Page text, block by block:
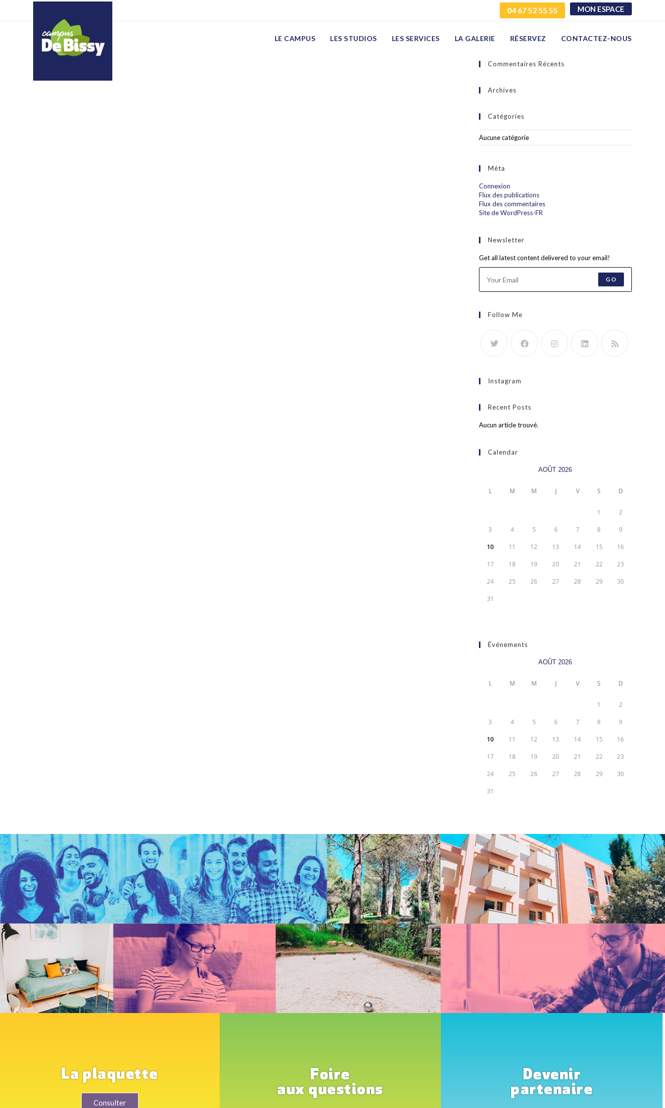
04 67 52 55 55 MON ESPACE
LE CAMPUS LES STUDIOS LES SERVICES LA GALERIE RÉSERVEZ CONTACTEZ-NOUS
RypYCQgiPZpTNNOt vivtRxiiCTSJTWSLyDcBpk
Commentaires Récents
Archives
Catégories
Aucune catégorie
Méta
Connexion
Flux des publications
Flux des commentaires
Site de WordPress-FR
Newsletter
Get all latest content delivered to your email!
GO
Follow Me
Instagram
Recent Posts
Aucun article trouvé.
Calendar
AOÛT 2026
L M M J V S D
1 2
3 4 5 6 7 8 9
10 11 12 13 14 15 16
17 18 19 20 21 22 23
24 25 26 27 28 29 30
31
Événements
AOÛT 2026
L M M J V S D
1 2
3 4 5 6 7 8 9
10 11 12 13 14 15 16
17 18 19 20 21 22 23
24 25 26 27 28 29 30
31
La plaquette
Consulter
Foire
aux questions
Devenir
partenaire